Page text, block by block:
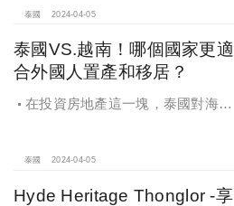
泰國 2024-04-05
泰國VS.越南！哪個國家更適
合外國人置產和移居？
在投資房地產這一塊，泰國對海外
的觀眾，歡迎參考看看。
泰國 2024-04-05
Hyde Heritage Thonglor -享